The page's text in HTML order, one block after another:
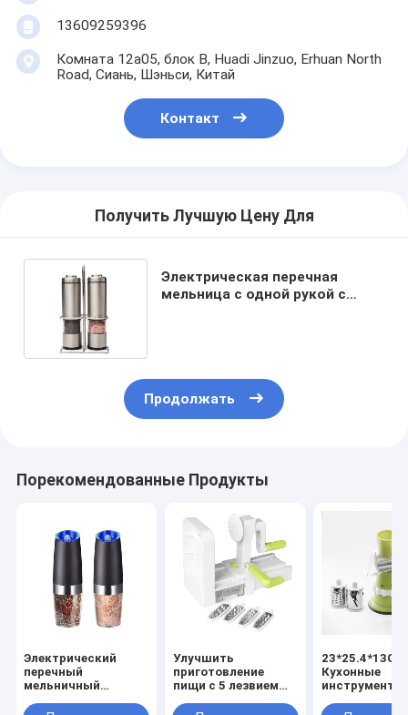
13609259396
Комната 12a05, блок B, Huadi Jinzuo, Erhuan North
Road, Сиань, Шэньси, Китай
Контакт
Получить Лучшую Цену Для
Электрическая перечная
мельница с одной рукой с
Продолжать
Порекомендованные Продукты
Электрический
перечный
мельничный
Улучшить
приготовление
пищи с 5 лезвием
23*25.4*13CM
Кухонные
инструменты